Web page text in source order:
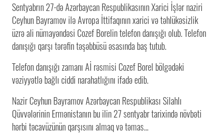
Sentyabrın 27-də Azərbaycan Respublikasının Xarici İşlər naziri
Ceyhun Bayramov ilə Avropa İttifaqının xarici və təhlükəsizlik
üzrə ali nümayəndəsi Cozef Borelin telefon danışığı olub. Telefon
danışığı qarşı tərəfin təşəbbüsü əsasında baş tutub.
Telefon danışığı zamanı Aİ rəsmisi Cozef Borel bölgədəki
vəziyyətlə bağlı ciddi narahatlığını ifadə edib.
Nazir Ceyhun Bayramov Azərbaycan Respublikası Silahlı
Qüvvələrinin Ermənistanın bu ilin 27 sentyabr tarixində növbəti
hərbi təcavüzünün qarşısını almaq və təmas...